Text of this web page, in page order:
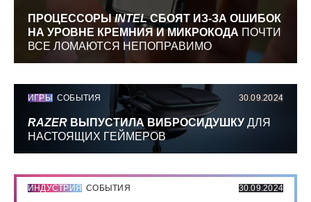
ПРОЦЕССОРЫINTELСБОЯТ ИЗ-ЗА ОШИБОК
НА УРОВНЕ КРЕМНИЯ И МИКРОКОДА ПОЧТИ
ВСЕ ЛОМАЮТСЯ НЕПОПРАВИМО
ИГРЫ СОБЫТИЯ 30.09.2024
RAZER ВЫПУСТИЛА ВИБРОСИДУШКУ ДЛЯ
НАСТОЯЩИХ ГЕЙМЕРОВ
ИНДУСТРИЯ СОБЫТИЯ 30.09.2024